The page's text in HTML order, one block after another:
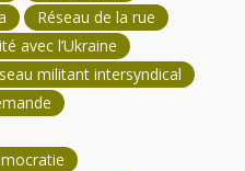
Réseau de la rue
avec l’Ukraine
militant intersyndical